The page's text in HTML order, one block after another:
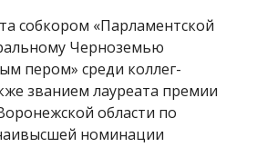
собкором «Парламентской
Черноземью
пером» среди коллег-
званием лауреата премии
области по
номинации